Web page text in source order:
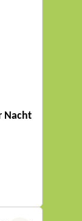
Nacht